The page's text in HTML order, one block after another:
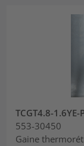
TCGT4.8-1.6YE-
553-30450
Gaine